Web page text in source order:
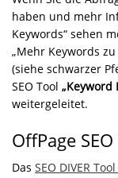
haben und mehr
Keywords“ sehen
„Mehr Keywords
(siehe schwarzer
SEO Tool „Keyword
weitergeleitet.
OffPage
Das SEO DIVER